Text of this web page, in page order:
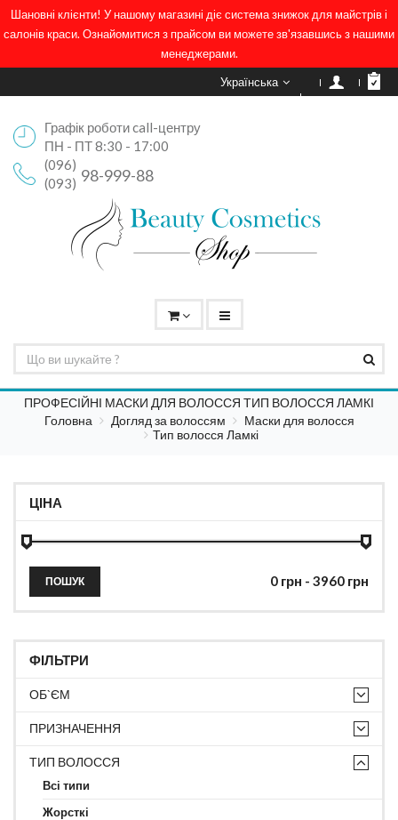
Шановні клієнти! У нашому магазині діє система знижок для майстрів і
салонів краси. Ознайомитися з прайсом ви можете зв'язавшись з нашими
менеджерами.
Українська
Графік роботи call-центру
ПН - ПТ 8:30 - 17:00
(096)
98-999-88
(093)
ПРОФЕСІЙНІ МАСКИ ДЛЯ ВОЛОССЯ ТИП ВОЛОССЯ ЛАМКІ
Головна
Догляд за волоссям
Маски для волосся
Тип волосся Ламкі
ЦІНА
ПОШУК
ФІЛЬТРИ
ОБ`ЄМ
ПРИЗНАЧЕННЯ
ТИП ВОЛОССЯ
Всі типи
Жорсткі